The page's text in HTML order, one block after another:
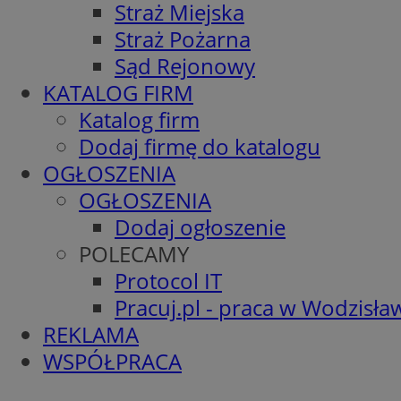
Straż Miejska
Straż Pożarna
Sąd Rejonowy
KATALOG FIRM
Katalog firm
Dodaj firmę do katalogu
OGŁOSZENIA
OGŁOSZENIA
Dodaj ogłoszenie
POLECAMY
Protocol IT
Pracuj.pl - praca w
REKLAMA
WSPÓŁPRACA